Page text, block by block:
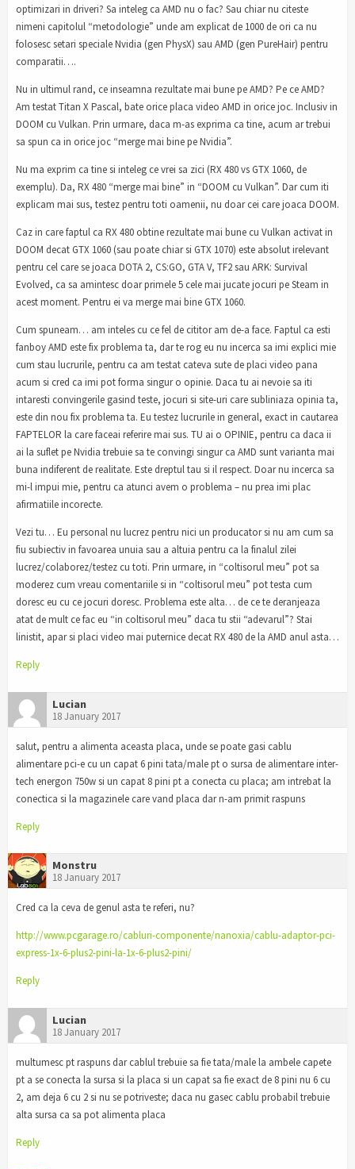
optimizari in driveri? Sa inteleg ca AMD nu o fac? Sau chiar nu citeste
nimeni capitolul “metodologie” unde am explicat de 1000 de ori ca nu
folosesc setari speciale Nvidia (gen PhysX) sau AMD (gen PureHair) pentru
comparatii….
Nu in ultimul rand, ce inseamna rezultate mai bune pe AMD? Pe ce AMD?
Am testat Titan X Pascal, bate orice placa video AMD in orice joc. Inclusiv in
DOOM cu Vulkan. Prin urmare, daca m-as exprima ca tine, acum ar trebui
sa spun ca in orice joc “merge mai bine pe Nvidia”.
Nu ma exprim ca tine si inteleg ce vrei sa zici (RX 480 vs GTX 1060, de
exemplu). Da, RX 480 “merge mai bine” in “DOOM cu Vulkan”. Dar cum iti
explicam mai sus, testez pentru toti oamenii, nu doar cei care joaca DOOM.
Caz in care faptul ca RX 480 obtine rezultate mai bune cu Vulkan activat in
DOOM decat GTX 1060 (sau poate chiar si GTX 1070) este absolut irelevant
pentru cel care se joaca DOTA 2, CS:GO, GTA V, TF2 sau ARK: Survival
Evolved, ca sa amintesc doar primele 5 cele mai jucate jocuri pe Steam in
acest moment. Pentru ei va merge mai bine GTX 1060.
Cum spuneam… am inteles cu ce fel de cititor am de-a face. Faptul ca esti
fanboy AMD este fix problema ta, dar te rog eu nu incerca sa imi explici mie
cum stau lucrurile, pentru ca am testat cateva sute de placi video pana
acum si cred ca imi pot forma singur o opinie. Daca tu ai nevoie sa iti
intaresti convingerile gasind teste, jocuri si site-uri care subliniaza opinia ta,
este din nou fix problema ta. Eu testez lucrurile in general, exact in cautarea
FAPTELOR la care faceai referire mai sus. TU ai o OPINIE, pentru ca daca ii
ai la suflet pe Nvidia trebuie sa te convingi singur ca AMD sunt varianta mai
buna indiferent de realitate. Este dreptul tau si il respect. Doar nu incerca sa
mi-l impui mie, pentru ca atunci avem o problema – nu prea imi plac
afirmatiile incorecte.
Vezi tu… Eu personal nu lucrez pentru nici un producator si nu am cum sa
fiu subiectiv in favoarea unuia sau a altuia pentru ca la finalul zilei
lucrez/colaborez/testez cu toti. Prin urmare, in “coltisorul meu” pot sa
moderez cum vreau comentariile si in “coltisorul meu” pot testa cum
doresc eu cu ce jocuri doresc. Problema este alta… de ce te deranjeaza
atat de mult ce fac eu “in coltisorul meu” daca tu stii “adevarul”? Stai
linistit, apar si placi video mai puternice decat RX 480 de la AMD anul asta…
Reply
Lucian
18 January 2017
salut, pentru a alimenta aceasta placa, unde se poate gasi cablu
alimentare pci-e cu un capat 6 pini tata/male pt o sursa de alimentare inter-
tech energon 750w si un capat 8 pini pt a conecta cu placa; am intrebat la
conectica si la magazinele care vand placa dar n-am primit raspuns
Reply
Monstru
18 January 2017
Cred ca la ceva de genul asta te referi, nu?
http://www.pcgarage.ro/cabluri-componente/nanoxia/cablu-adaptor-pci-
express-1x-6-plus2-pini-la-1x-6-plus2-pini/
Reply
Lucian
18 January 2017
multumesc pt raspuns dar cablul trebuie sa fie tata/male la ambele capete
pt a se conecta la sursa si la placa si un capat sa fie exact de 8 pini nu 6 cu
2, am deja 6 cu 2 si nu se potriveste; daca nu gasec cablu probabil trebuie
alta sursa ca sa pot alimenta placa
Reply